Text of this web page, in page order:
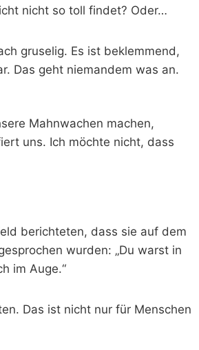
nicht so toll findet? Oder…
gruselig. Es ist beklemmend,
Das geht niemandem was an.
Mahnwachen machen,
uns. Ich möchte nicht, dass
berichteten, dass sie auf dem
wurden: „Du warst in
im Auge.“
Das ist nicht nur für Menschen